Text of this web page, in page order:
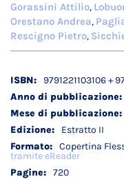
Gorassini Attilio,
Orestano Andrea,
Rescigno Pietro,
Dettagli
tecnici
9791221103106 +
Estratto II
Copertina
tramite eReader
720